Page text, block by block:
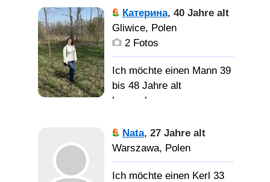
серьезного мужчину
готового создать семью.
Спокойна,
дружелюбна, оптимист,
тяга к познанию чего-то
технический склад ума.
легко, надежно, в любви
и понимании, верность в
радость, а не бремя.
Катерина, 40 Jahre alt
Gliwice, Polen
2 Fotos
Ich möchte einen Mann 39
bis 48 Jahre alt
kennenlernen
Ответственного и
Nata, 27 Jahre alt
Warszawa, Polen
Ich möchte einen Kerl 33